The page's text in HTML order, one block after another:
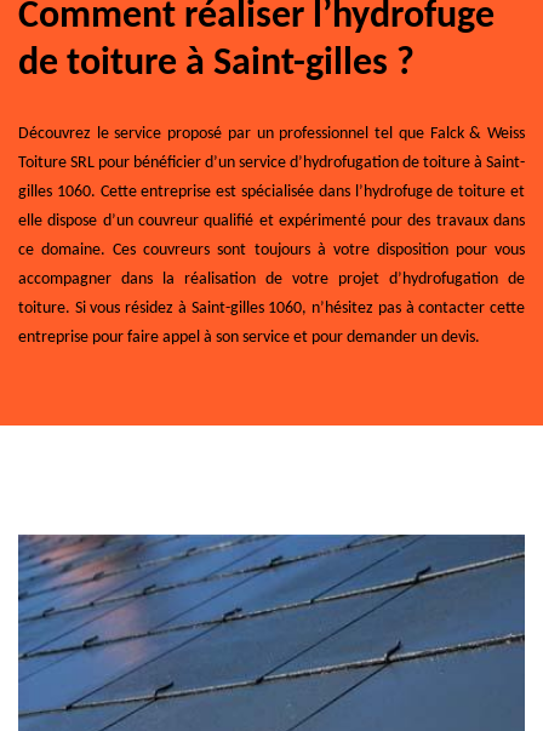
Comment réaliser l’hydrofuge
de toiture à Saint-gilles ?
Découvrez le service proposé par un professionnel tel que Falck & Weiss
Toiture SRL pour bénéficier d’un service d’hydrofugation de toiture à Saint-
gilles 1060. Cette entreprise est spécialisée dans l’hydrofuge de toiture et
elle dispose d’un couvreur qualifié et expérimenté pour des travaux dans
ce domaine. Ces couvreurs sont toujours à votre disposition pour vous
accompagner dans la réalisation de votre projet d’hydrofugation de
toiture. Si vous résidez à Saint-gilles 1060, n’hésitez pas à contacter cette
entreprise pour faire appel à son service et pour demander un devis.